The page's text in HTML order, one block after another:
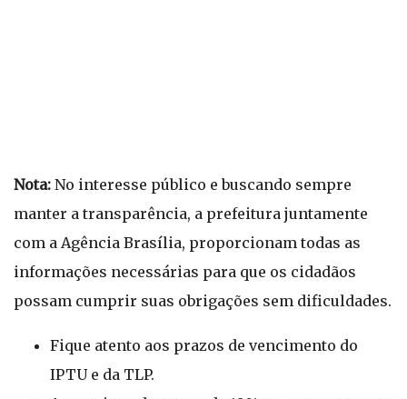
Nota: No interesse público e buscando sempre
manter a transparência, a prefeitura juntamente
com a Agência Brasília, proporcionam todas as
informações necessárias para que os cidadãos
possam cumprir suas obrigações sem dificuldades.
Fique atento aos prazos de vencimento do
IPTU e da TLP.